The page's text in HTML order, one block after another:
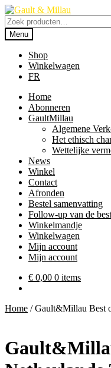
Ga
door
naar
navigatie
Ga
naar
de
inhoud
Zoeken
naar:
Menu
Shop
Winkelwagen
FR
Home
Abonneren
GaultMillau
Algemene
Het ethisch
Wettelijke
News
Winkel
Contact
Afronden
Bestel samenvatting
Follow-up van de
Winkelmandje
Winkelwagen
Mijn account
Mijn account
€ 0,00 0 items
Home /Gault&Millau Best